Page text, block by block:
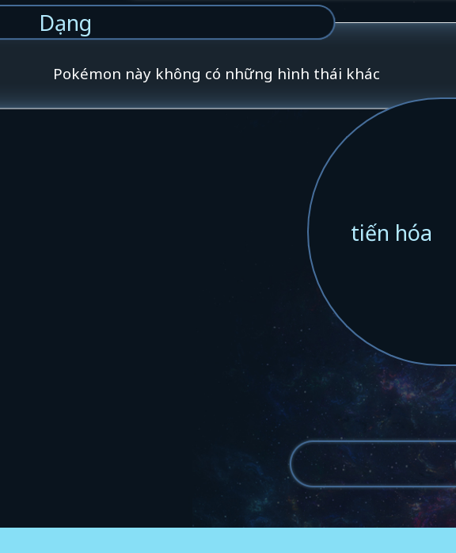
Dạng
Pokémon này không có những hình thái khác
tiến hóa